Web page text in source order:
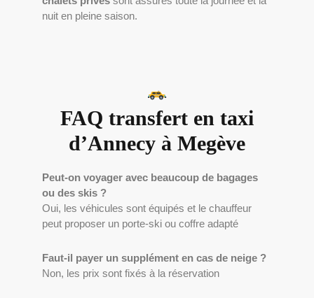
nuit en pleine saison.
FAQ transfert en taxi
d’Annecy à Megève
Peut-on voyager avec beaucoup de bagages
ou des skis ?
Oui, les véhicules sont équipés et le chauffeur
peut proposer un porte-ski ou coffre adapté
Faut-il payer un supplément en cas de neige ?
Non, les prix sont fixés à la réservation